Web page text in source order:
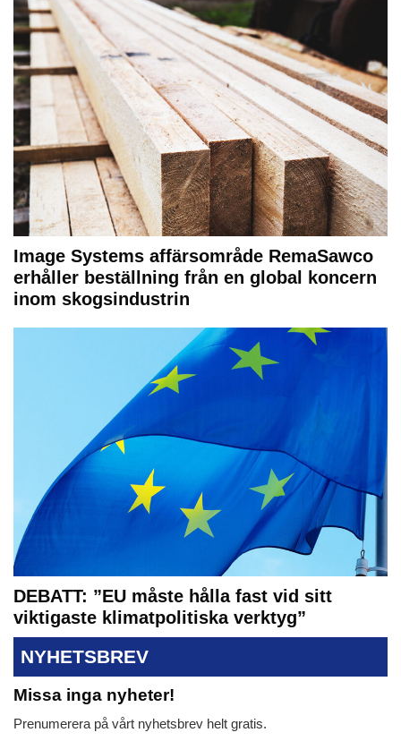
Image Systems affärsområde RemaSawco
erhåller beställning från en global koncern
inom skogsindustrin
DEBATT: ”EU måste hålla fast vid sitt
viktigaste klimatpolitiska verktyg”
NYHETSBREV
Missa inga nyheter!
Prenumerera på vårt nyhetsbrev helt gratis.